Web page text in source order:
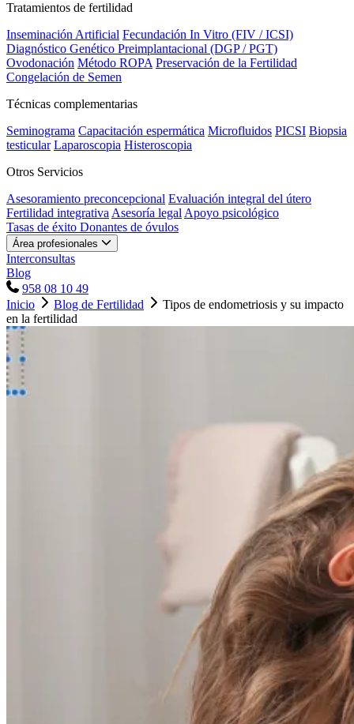
Tratamientos de fertilidad
Inseminación Artificial Fecundación In Vitro (FIV / ICSI)
Diagnóstico Genético Preimplantacional (DGP / PGT)
Ovodonación Método ROPA Preservación de la Fertilidad
Congelación de Semen
Técnicas complementarias
Seminograma Capacitación espermática Microfluidos PICSI Biopsia
testicular Laparoscopia Histeroscopia
Otros Servicios
Asesoramiento preconcepcional Evaluación integral del útero
Fertilidad integrativa Asesoría legal Apoyo psicológico
Tasas de éxito Donantes de óvulos
Área profesionales
Interconsultas
Blog
958 08 10 49
Inicio
Blog de Fertilidad
Tipos de endometriosis y su impacto
en la fertilidad